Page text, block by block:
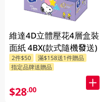
維達4D立體壓花4層盒裝
面紙 4BX(款式隨機發送)
2件$50
滿$158送1件贈品
指定品牌送贈品
$28.00